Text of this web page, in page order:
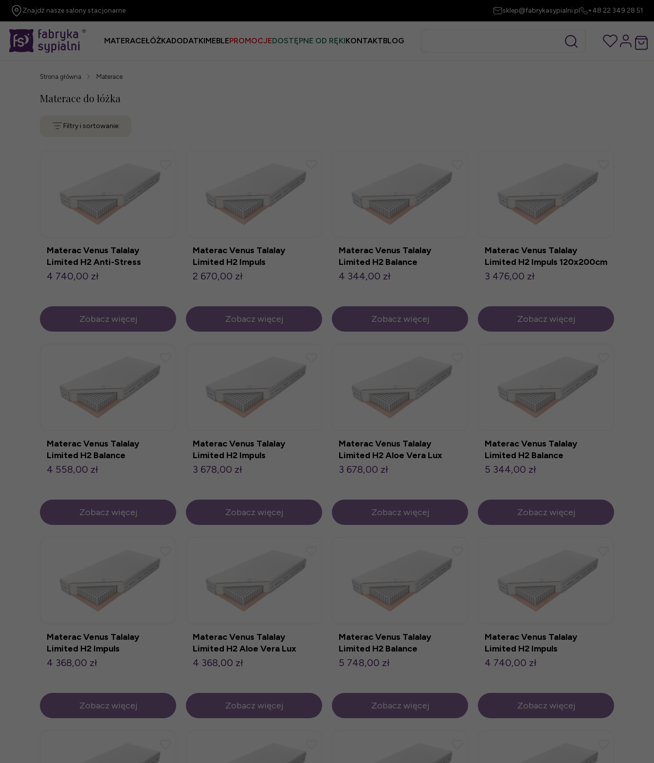
Znajdź nasze salony stacjonarne sklep@fabrykasypialni.pl +48 22 349 28 51
MATERACEŁÓŻKADODATKIMEBLEPROMOCJEDOSTĘPNE OD RĘKIKONTAKTBLOG
Strona główna Materace
Materace do łóżka
Filtry i sortowanie:
Materac Venus Talalay
Limited H2 Anti-Stress
180x200cm
4 740,00 zł
Zobacz więcej
Materac Venus Talalay
Limited H2 Impuls
100x200cm
2 670,00 zł
Zobacz więcej
Materac Venus Talalay
Limited H2 Balance
120x200cm
4 344,00 zł
Zobacz więcej
Materac Venus Talalay
Limited H2 Impuls 120x200cm
3 476,00 zł
Zobacz więcej
Materac Venus Talalay
Limited H2 Balance
140x200cm
4 558,00 zł
Zobacz więcej
Materac Venus Talalay
Limited H2 Impuls
140x200cm
3 678,00 zł
Zobacz więcej
Materac Venus Talalay
Limited H2 Aloe Vera Lux
140x200cm
3 678,00 zł
Zobacz więcej
Materac Venus Talalay
Limited H2 Balance
160x200cm
5 344,00 zł
Zobacz więcej
Materac Venus Talalay
Limited H2 Impuls
160x200cm
4 368,00 zł
Zobacz więcej
Materac Venus Talalay
Limited H2 Aloe Vera Lux
160x200cm
4 368,00 zł
Zobacz więcej
Materac Venus Talalay
Limited H2 Balance
180x200cm
5 748,00 zł
Zobacz więcej
Materac Venus Talalay
Limited H2 Impuls
180x200cm
4 740,00 zł
Zobacz więcej